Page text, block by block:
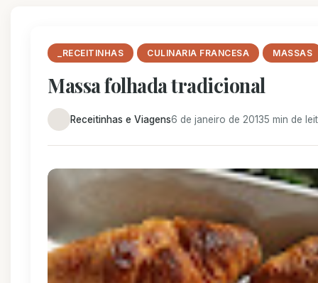
_RECEITINHAS CULINARIA FRANCESA MASSAS
Massa folhada tradicional
Receitinhas e Viagens6 de janeiro de 20135 min de